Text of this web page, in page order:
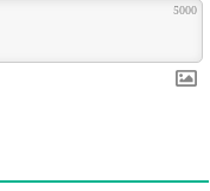
5000